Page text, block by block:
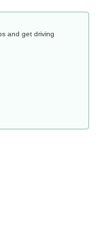
and get driving